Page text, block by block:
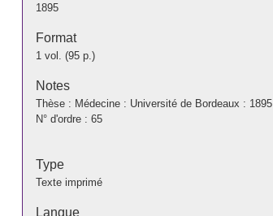
1895
Format
1 vol. (95 p.)
Notes
Thèse : Médecine : Université de Bordeaux : 1895
N° d'ordre : 65
Type
Texte imprimé
Langue